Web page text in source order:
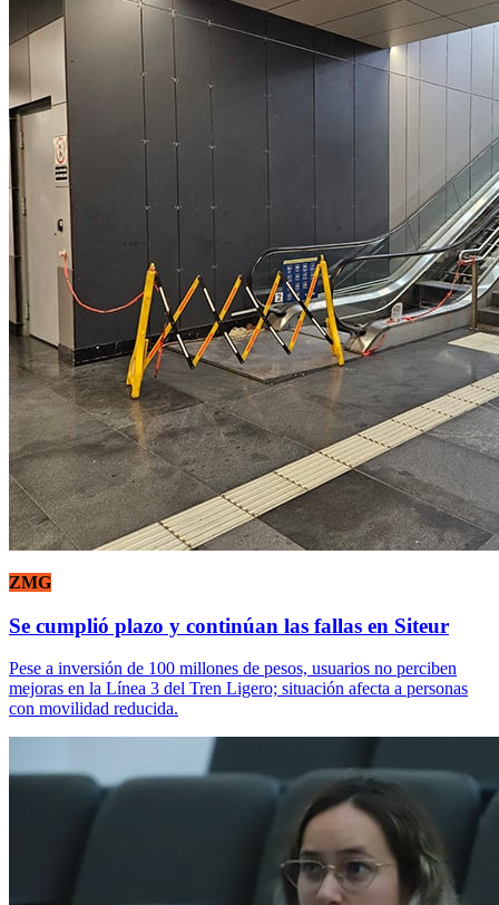
ZMG
Se cumplió plazo y continúan las fallas en Siteur
Pese a inversión de 100 millones de pesos, usuarios no perciben
mejoras en la Línea 3 del Tren Ligero; situación afecta a personas
con movilidad reducida.